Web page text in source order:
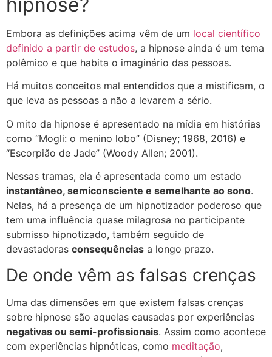
Embora as definições acima vêm de um local científico
definido a partir de estudos, a hipnose ainda é um tema
polêmico e que habita o imaginário das pessoas.
Há muitos conceitos mal entendidos que a mistificam, o
que leva as pessoas a não a levarem a sério.
O mito da hipnose é apresentado na mídia em histórias
como “Mogli: o menino lobo” (Disney; 1968, 2016) e
“Escorpião de Jade” (Woody Allen; 2001).
Nessas tramas, ela é apresentada como um estado
instantâneo, semiconsciente e semelhante ao sono.
Nelas, há a presença de um hipnotizador poderoso que
tem uma influência quase milagrosa no participante
submisso hipnotizado, também seguido de
devastadoras consequências a longo prazo.
De onde vêm as falsas crenças
Uma das dimensões em que existem falsas crenças
sobre hipnose são aquelas causadas por experiências
negativas ou semi-profissionais. Assim como acontece
com experiências hipnóticas, como meditação,